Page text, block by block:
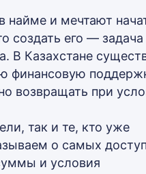
найме и мечтают
создать его — задача
В Казахстане
финансовую
возвращать при
так и те, кто уже
о самых
и условия